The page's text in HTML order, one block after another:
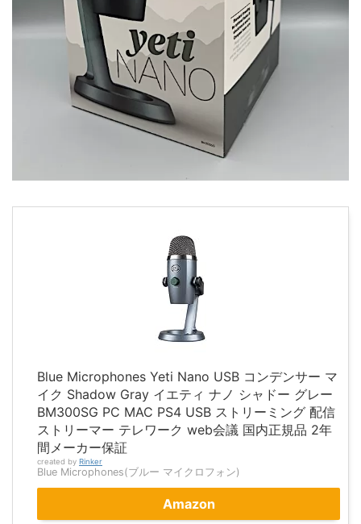
Blue Microphones Yeti Nano USB コンデンサー マ
イク Shadow Gray イエティ ナノ シャドー グレー
BM300SG PC MAC PS4 USB ストリーミング 配信
ストリーマー テレワーク web会議 国内正規品 2年
間メーカー保証
created by Rinker
Blue Microphones(ブルー マイクロフォン)
Amazon